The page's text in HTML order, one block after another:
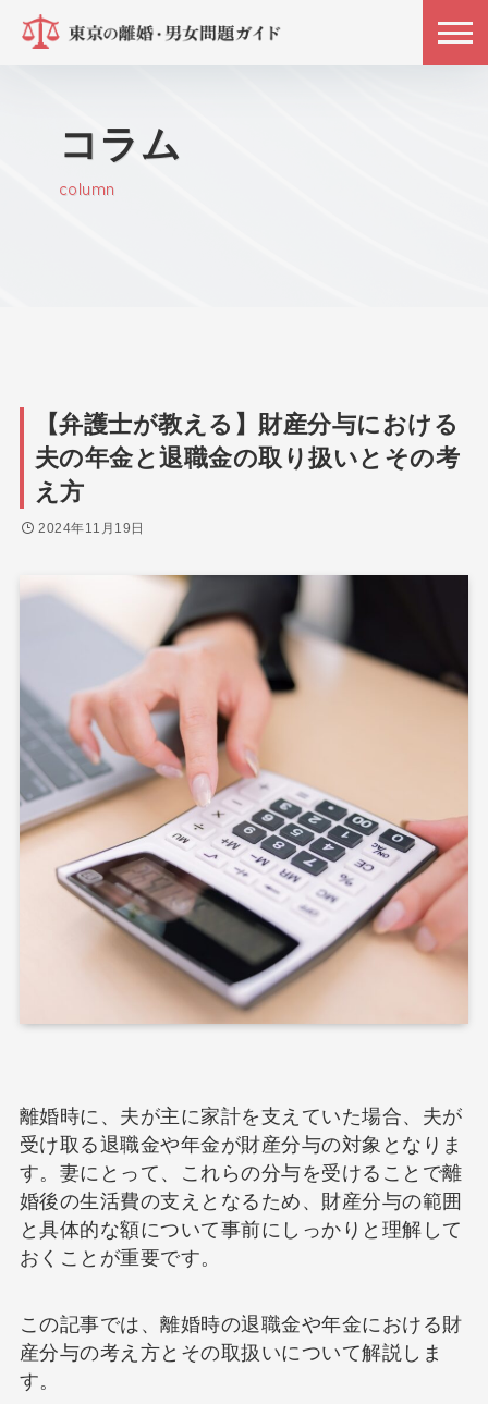
コラム
column
【弁護士が教える】財産分与における
夫の年金と退職金の取り扱いとその考
え方
2024年11月19日
離婚時に、夫が主に家計を支えていた場合、夫が
受け取る退職金や年金が財産分与の対象となりま
す。妻にとって、これらの分与を受けることで離
婚後の生活費の支えとなるため、財産分与の範囲
と具体的な額について事前にしっかりと理解して
おくことが重要です。
この記事では、離婚時の退職金や年金における財
産分与の考え方とその取扱いについて解説しま
す。